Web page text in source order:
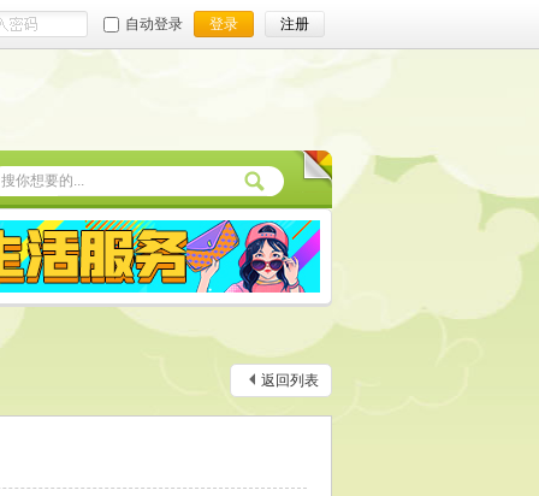
自动登录 登录 注册
返回列表